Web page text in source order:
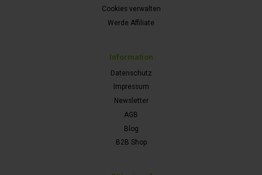
Cookies verwalten
Werde Affiliate
Information
Datenschutz
Impressum
Newsletter
AGB
Blog
B2B Shop